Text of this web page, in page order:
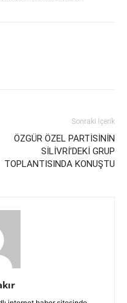
Sonraki İçerik
ÖZGÜR ÖZEL PARTİSİNİN
SİLİVRİ’DEKİ GRUP
TOPLANTISINDA KONUŞTU